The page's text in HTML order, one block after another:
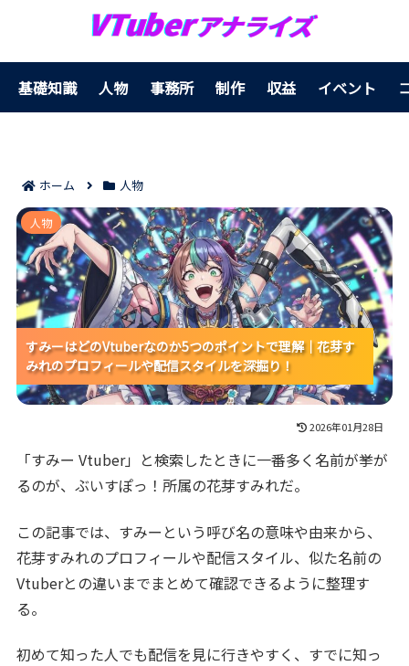
基礎知識 人物 事務所 制作 収益 イベント
ホーム 人物
すみーはどのVtuberなのか5つのポイントで理解｜花芽
すみれのプロフィールや配信スタイルを深掘り！
すみーはどのVtuberなのか5つのポイントで理解｜花芽す
みれのプロフィールや配信スタイルを深掘り！
すみーはどのVtuberなのか5つのポイントで理解｜花芽す
みれのプロフィールや配信スタイルを深掘り！
すみーはどのVtuberなのか5つのポイントで理解｜花芽す
みれのプロフィールや配信スタイルを深掘り！
人物
2026年01月28日
「すみー Vtuber」と検索したときに一番多く名前が挙が
るのが、ぶいすぽっ！所属の花芽すみれだ。
この記事では、すみーという呼び名の意味や由来から、
花芽すみれのプロフィールや配信スタイル、似た名前の
Vtuberとの違いまでまとめて確認できるように整理す
る。
初めて知った人でも配信を見に行きやすく、すでに知っ